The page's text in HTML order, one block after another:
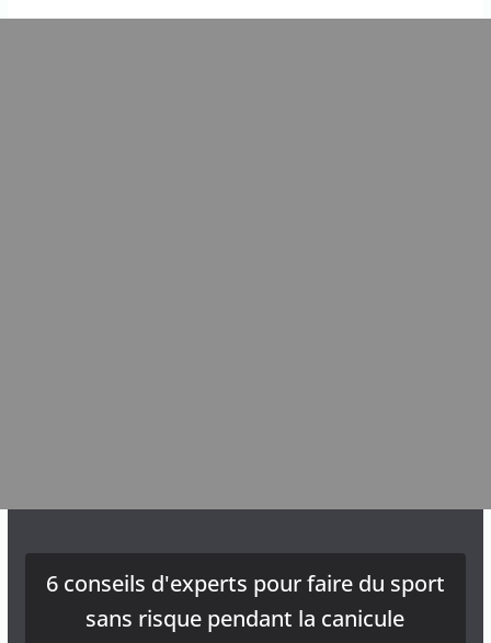
6 conseils d'experts pour faire du sport
sans risque pendant la canicule